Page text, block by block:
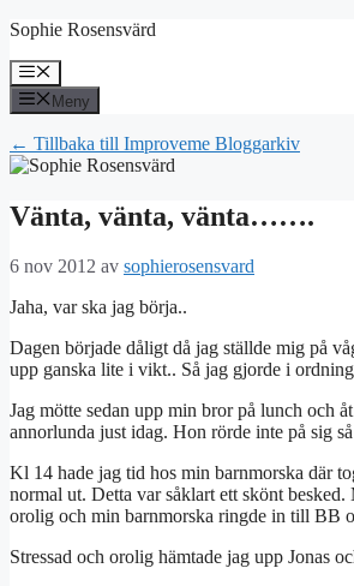
Hoppa
innehåll
Sophie Rosensvärd
Meny
Meny
← Tillbaka till Improveme Bloggarkiv
Vänta, vänta, vänta…….
6 nov 2012 av sophierosensvard
Jaha, var ska jag börja..
Dagen började dåligt då jag ställde mig på
upp ganska lite i vikt.. Så jag gjorde i
Jag mötte sedan upp min bror på lunch och
annorlunda just idag. Hon rörde inte på sig
Kl 14 hade jag tid hos min barnmorska där
normal ut. Detta var såklart ett skönt
orolig och min barnmorska ringde in till BB
Stressad och orolig hämtade jag upp Jonas